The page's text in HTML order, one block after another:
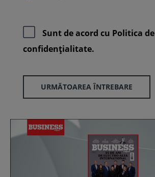
Sunt de acord cu Politica de
confidenţialitate.
URMĂTOAREA ÎNTREBARE